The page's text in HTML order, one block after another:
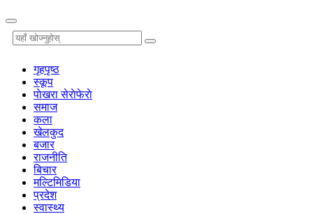
गृहपृष्‍ठ
स्कूप
पाेखरा सेराेफेराे
समाज
कला
खेलकुद
बजार
राजनीति
बिचार
मल्टिमिडिया
प्रदेश
स्वास्थ्य